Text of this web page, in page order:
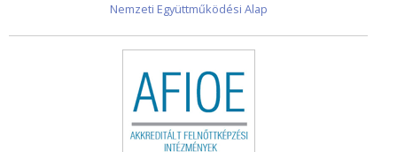
Nemzeti Együttműködési Alap